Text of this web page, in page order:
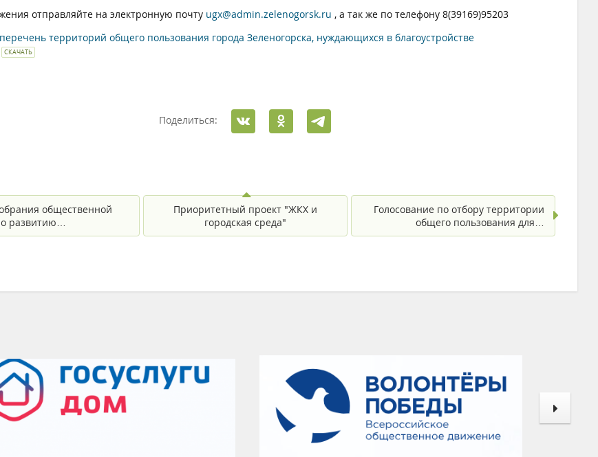
отправляйте на электронную почту ugx@admin.zelenogorsk.ru , а так же по телефону 8(39169)95203
территорий общего пользования города Зеленогорска, нуждающихся в благоустройстве
СКАЧАТЬ
Поделиться:
общественной
развитию…
Приоритетный проект "ЖКХ и
городская среда"
Голосование по отбору территории
общего пользования для…